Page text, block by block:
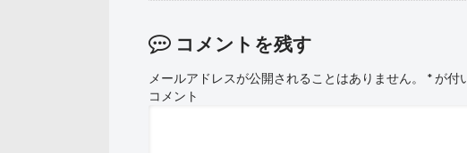
コメントを残す
メールアドレスが公開されることはありません。 *が付
コメント